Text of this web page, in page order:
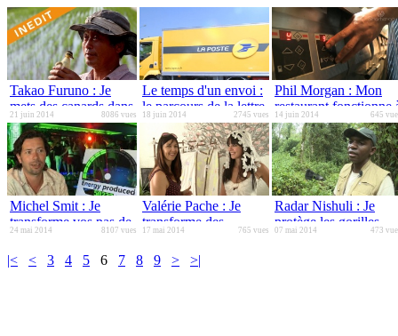
Takao Furuno : Je
mets des canards dans
les rizières pour rendre
le riz meilleur.
21 juin 2014 8086 vues
Le temps d'un envoi :
le parcours de la lettre
verte
18 juin 2014 2745 vues
Phil Morgan : Mon
restaurant fonctionne
l'énergie
hydroélectrique
14 juin 2014 645
Michel Smit : Je
transforme vos pas de
danse en
kilowatt/heure
24 mai 2014 8107 vues
Valérie Pache : Je
transforme des
parapentes réformés
en robe de soirée
17 mai 2014 765 vues
Radar Nishuli : Je
protège les gorilles
contre les exploitants
07 mai 2014 473
|< < 3 4 5 6 7 8 9 > >|